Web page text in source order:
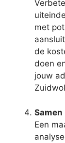
met
de
doen
jouw
Een